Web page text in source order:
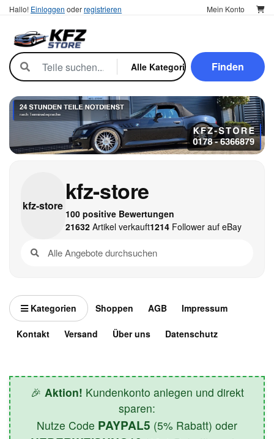
Hallo! Einloggen oderregistrieren Mein Konto
Finden
kfz-store
kfz-store
100 positive Bewertungen
21632Artikel verkauft1214Follower auf eBay
Kategorien Shoppen AGB Impressum
Kontakt Versand Über uns Datenschutz
🎉 Aktion! Kundenkonto anlegen und direkt
sparen:
Nutze Code PAYPAL5 (5% Rabatt) oder